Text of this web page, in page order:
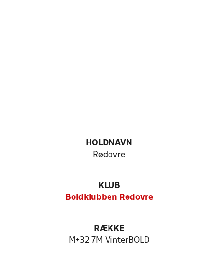
HOLDNAVN
Rødovre
KLUB
Boldklubben Rødovre
RÆKKE
M+32 7M VinterBOLD